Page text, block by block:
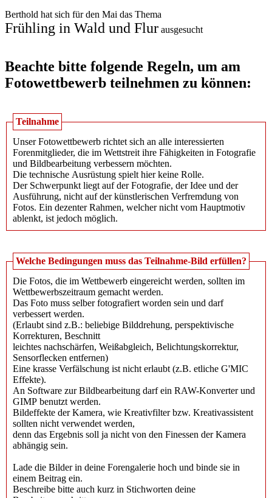
Berthold hat sich für den Mai das Thema
Frühling in Wald und Flur ausgesucht
Beachte bitte folgende Regeln, um am
Fotowettbewerb teilnehmen zu können:
Teilnahme
Unser Fotowettbewerb richtet sich an alle interessierten
Forenmitglieder, die im Wettstreit ihre Fähigkeiten in Fotografie
und Bildbearbeitung verbessern möchten.
Die technische Ausrüstung spielt hier keine Rolle.
Der Schwerpunkt liegt auf der Fotografie, der Idee und der
Ausführung, nicht auf der künstlerischen Verfremdung von
Fotos. Ein dezenter Rahmen, welcher nicht vom Hauptmotiv
ablenkt, ist jedoch möglich.
Welche Bedingungen muss das Teilnahme-Bild erfüllen?
Die Fotos, die im Wettbewerb eingereicht werden, sollten im
Wettbewerbszeitraum gemacht werden.
Das Foto muss selber fotografiert worden sein und darf
verbessert werden.
(Erlaubt sind z.B.: beliebige Bilddrehung​, perspektivische
Korrekturen​, Beschnitt
leichtes nachschärfen, Weißabgleich​, Belichtungskorrektur​,
Sensorflecken entfernen​)
Eine krasse Verfälschung ist nicht erlaubt (z.B. etliche G'MIC
Effekte).
An Software zur Bildbearbeitung darf ein RAW-Konverter und
GIMP benutzt werden.
Bildeffekte der Kamera, wie Kreativfilter bzw. Kreativassistent
sollten nicht verwendet werden,
denn das Ergebnis soll ja nicht von den Finessen der Kamera
abhängig sein.
Lade die Bilder in deine Forengalerie hoch und binde sie in
einem Beitrag ein.
Beschreibe bitte auch kurz in Stichworten deine